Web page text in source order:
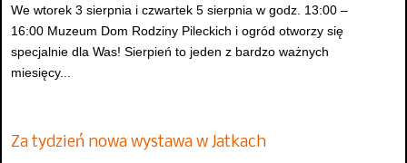
We wtorek 3 sierpnia i czwartek 5 sierpnia w godz. 13:00 –
16:00 Muzeum Dom Rodziny Pileckich i ogród otworzy się
specjalnie dla Was! Sierpień to jeden z bardzo ważnych
miesięcy...
Za tydzień nowa wystawa w Jatkach